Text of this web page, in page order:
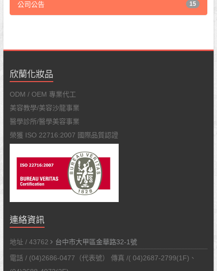
公司公告 15
欣蘭化妝品
ODM / OEM 專業代工
美容教學/美容沙龍事業
醫學診所/醫學美容事業
榮獲 ISO 22716:2007 國際品質認證
連絡資訊
地址 / 43762 台中市大甲區金華路32-1號
電話 / (04)2686-0477（代表號） 傳真 /( 04)2687-2799(1F)、